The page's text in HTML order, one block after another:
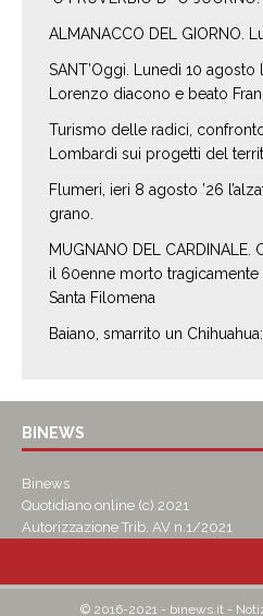
ALMANACCO DEL GIORNO.
SANT’Oggi. Lunedì 10
Lorenzo diacono e beato
Turismo delle radici,
Lombardi sui progetti del
Flumeri, ieri 8 agosto ’26
grano.
MUGNANO DEL CARDINALE.
il 60enne morto
Santa Filomena
Baiano, smarrito un
BINEWS
Binews
Quotidiano online (c) 2021
Autorizzazione Trib. AV n.1/2021
© 2016-2021 - binews.it -